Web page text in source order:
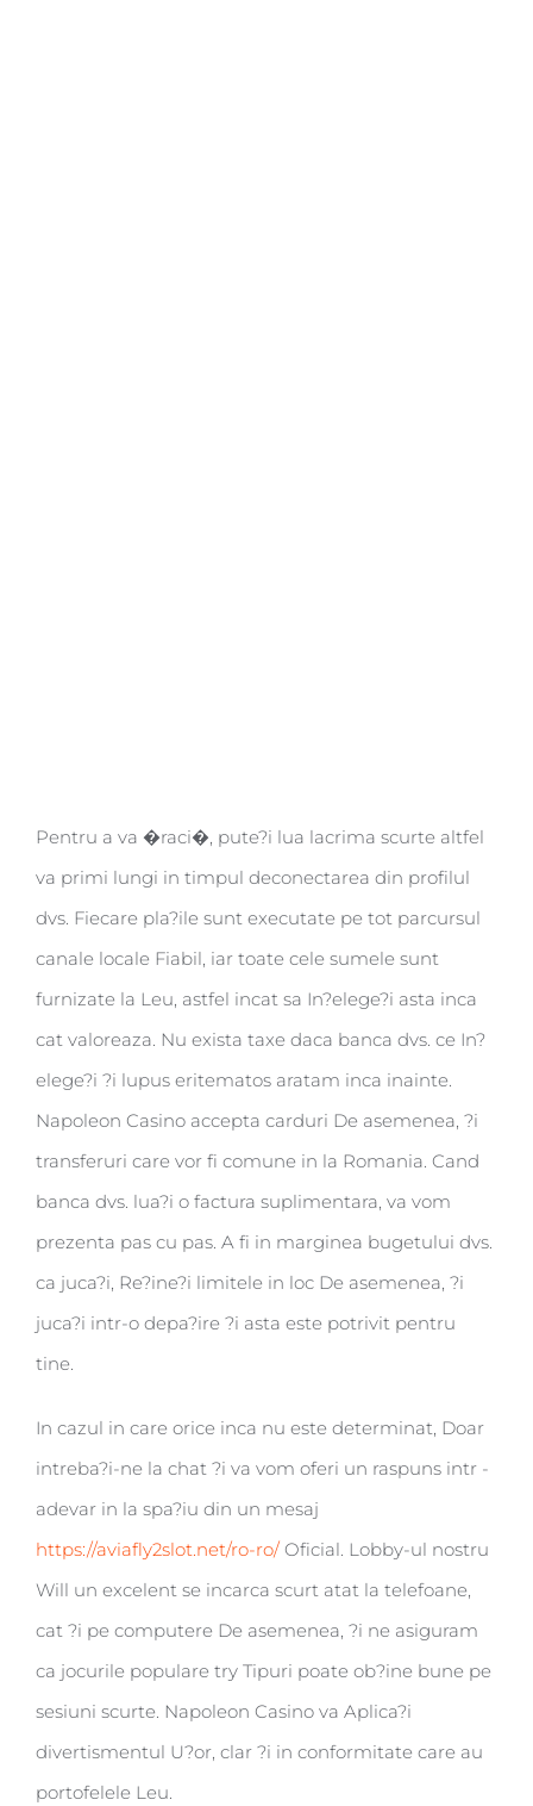
Pentru a va �raci�, pute?i lua lacrima scurte altfel
va primi lungi in timpul deconectarea din profilul
dvs. Fiecare pla?ile sunt executate pe tot parcursul
canale locale Fiabil, iar toate cele sumele sunt
furnizate la Leu, astfel incat sa In?elege?i asta inca
cat valoreaza. Nu exista taxe daca banca dvs. ce In?
elege?i ?i lupus eritematos aratam inca inainte.
Napoleon Casino accepta carduri De asemenea, ?i
transferuri care vor fi comune in la Romania. Cand
banca dvs. lua?i o factura suplimentara, va vom
prezenta pas cu pas. A fi in marginea bugetului dvs.
ca juca?i, Re?ine?i limitele in loc De asemenea, ?i
juca?i intr-o depa?ire ?i asta este potrivit pentru
tine.
In cazul in care orice inca nu este determinat, Doar
intreba?i-ne la chat ?i va vom oferi un raspuns intr -
adevar in la spa?iu din un mesaj
https://aviafly2slot.net/ro-ro/Oficial. Lobby-ul nostru
Will un excelent se incarca scurt atat la telefoane,
cat ?i pe computere De asemenea, ?i ne asiguram
ca jocurile populare try Tipuri poate ob?ine bune pe
sesiuni scurte. Napoleon Casino va Aplica?i
divertismentul U?or, clar ?i in conformitate care au
portofelele Leu.